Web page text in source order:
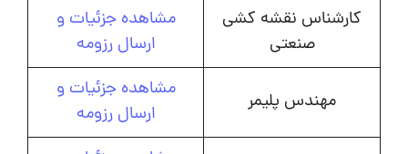
کارشناس نقشه کشی
صنعتی
مشاهده جزئیات و
ارسال رزومه
مهندس پلیمر
مشاهده جزئیات و
ارسال رزومه